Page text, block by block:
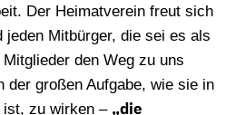
Der Heimatverein freut sich
jeden Mitbürger, die sei es als
den Weg zu uns
der großen Aufgabe, wie sie in
ist, zu wirken – „die